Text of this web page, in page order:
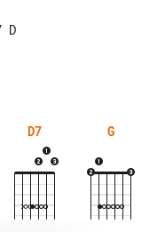
D7 G